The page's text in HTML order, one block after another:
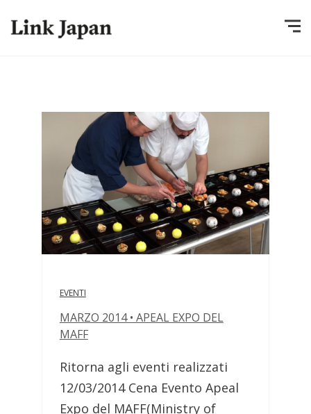
EVENTI
MARZO 2014 • APEAL EXPO DEL
MAFF
Ritorna agli eventi realizzati
12/03/2014 Cena Evento Apeal
Expo del MAFF(Ministry of